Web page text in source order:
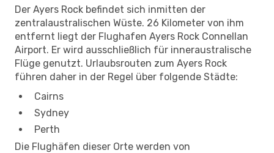
Der Ayers Rock befindet sich inmitten der
zentralaustralischen Wüste. 26 Kilometer von ihm
entfernt liegt der Flughafen Ayers Rock Connellan
Airport. Er wird ausschließlich für inneraustralische
Flüge genutzt. Urlaubsrouten zum Ayers Rock
führen daher in der Regel über folgende Städte:
Cairns
Sydney
Perth
Die Flughäfen dieser Orte werden von